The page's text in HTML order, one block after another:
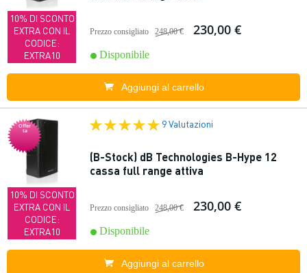
10% DI SCONTO
EXTRA CON IL
CODICE:
EXTRA10
Prezzo consigliato 248,00 € 230,00 €
Disponibile
Aggiungi al carrello
Offer
ta
10% DI SCONTO
EXTRA CON IL
CODICE:
EXTRA10
9 Valutazioni
(B-Stock) dB Technologies B-Hype 12
cassa full range attiva
Prezzo consigliato 248,00 € 230,00 €
Disponibile
Aggiungi al carrello